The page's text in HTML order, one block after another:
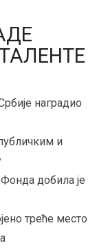
наградио
и
добила је
треће место